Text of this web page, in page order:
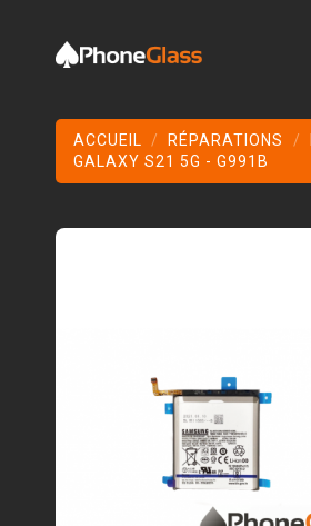
ACCUEIL RÉPARATIONS
GALAXY S21 5G - G991B